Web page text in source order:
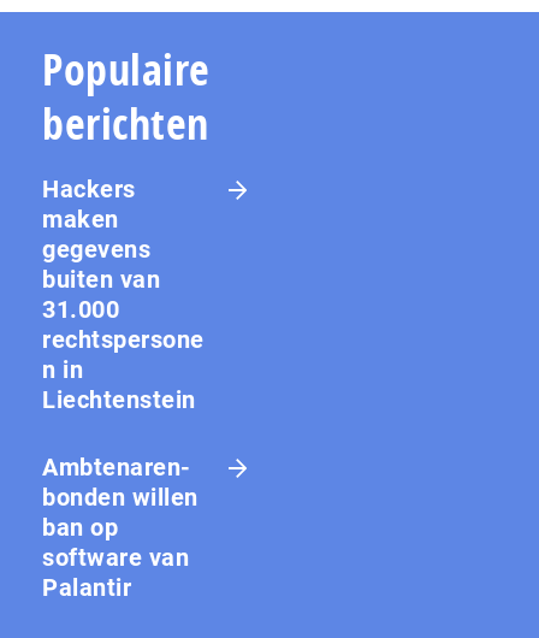
Populaire
berichten
Hackers
maken
gegevens
buiten van
31.000
rechtspersone
n in
Liechtenstein
Amb­te­na­ren­
bon­den willen
ban op
software van
Palantir